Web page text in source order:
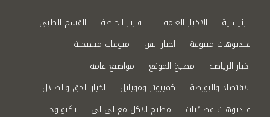
الرئيسية الاخبار العامة التقارير الخاصة
القسم الطبي
فيديوهات متنوعة
اخبار الفن
منوعات مسيحية
اخبار الرياضة
مطبخ الموقع
مواضيع عامة
الاقتصاد والبورصة
كمبيوتر وموبايل
اخبار الحق والضلال
فيديوهات فضائيات
مطبخ الاكل مع لى لى تكنولوجيا